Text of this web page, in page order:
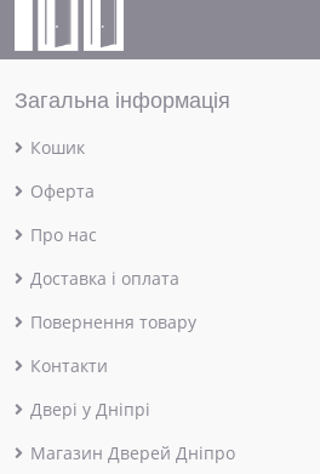
Загальна інформація
Кошик
Оферта
Про нас
Доставка і оплата
Повернення товару
Контакти
Двері у Дніпрі
Магазин Дверей Дніпро